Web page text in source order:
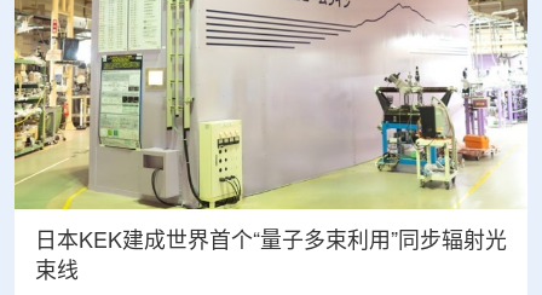
日本KEK建成世界首个“量子多束利用”同步辐射光
束线